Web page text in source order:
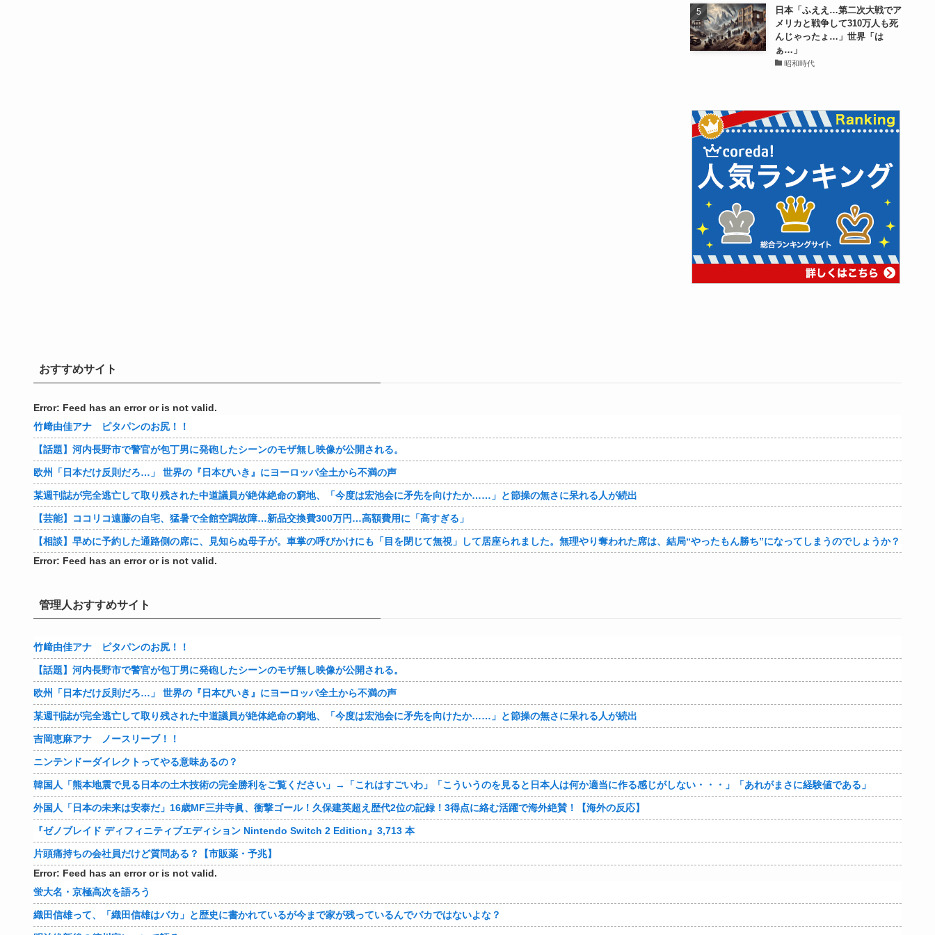
日本「ふええ…第二次大戦でア
メリカと戦争して310万人も死
んじゃったょ…」世界「は
ぁ…」
昭和時代
おすすめサイト
Error: Feed has an error or is not valid.
竹﨑由佳アナ ピタパンのお尻！！
【話題】河内長野市で警官が包丁男に発砲したシーンのモザ無し映像が公開される。
欧州「日本だけ反則だろ…」 世界の『日本びいき』にヨーロッパ全土から不満の声
某週刊誌が完全逃亡して取り残された中道議員が絶体絶命の窮地、「今度は宏池会に矛先を向けたか……」と節操の無さに呆れる人が続出
【芸能】ココリコ遠藤の自宅、猛暑で全館空調故障…新品交換費300万円…高額費用に「高すぎる」
【相談】早めに予約した通路側の席に、見知らぬ母子が。車掌の呼びかけにも「目を閉じて無視」して居座られました。無理やり奪われた席は、結局“やったもん勝ち”になってしまうのでしょうか？
Error: Feed has an error or is not valid.
管理人おすすめサイト
竹﨑由佳アナ ピタパンのお尻！！
【話題】河内長野市で警官が包丁男に発砲したシーンのモザ無し映像が公開される。
欧州「日本だけ反則だろ…」 世界の『日本びいき』にヨーロッパ全土から不満の声
某週刊誌が完全逃亡して取り残された中道議員が絶体絶命の窮地、「今度は宏池会に矛先を向けたか……」と節操の無さに呆れる人が続出
吉岡恵麻アナ ノースリーブ！！
ニンテンドーダイレクトってやる意味あるの？
韓国人「熊本地震で見る日本の土木技術の完全勝利をご覧ください」→「これはすごいわ」「こういうのを見ると日本人は何か適当に作る感じがしない・・・」「あれがまさに経験値である」
外国人「日本の未来は安泰だ」16歳MF三井寺眞、衝撃ゴール！久保建英超え歴代2位の記録！3得点に絡む活躍で海外絶賛！【海外の反応】
『ゼノブレイド ディフィニティブエディション Nintendo Switch 2 Edition』3,713 本
片頭痛持ちの会社員だけど質問ある？【市販薬・予兆】
Error: Feed has an error or is not valid.
蛍大名・京極高次を語ろう
織田信雄って、「織田信雄はバカ」と歴史に書かれているが今まで家が残っているんでバカではないよな？